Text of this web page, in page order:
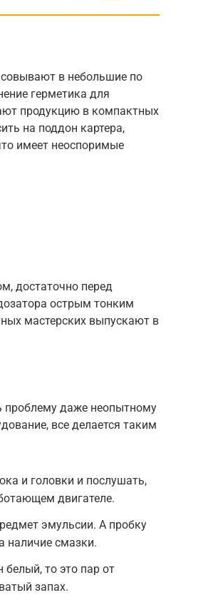
в небольшие по
герметикa для
продукцию в компактных
на поддон картера,
имеет неоспоримые
достаточно перед
острым тонким
мастерских выпускают в
проблему даже неопытному
все делается таким
и головки и послушать,
двигателе.
эмульсии. А пробку
наличие смазки.
то это пар от
запах.